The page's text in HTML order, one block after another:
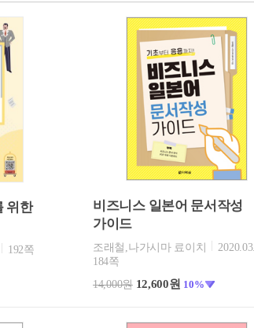
위한
192쪽
비즈니스 일본어 문서작성
가이드
조래철,나가시마 료이치
184쪽
14,000원 12,600원 10%